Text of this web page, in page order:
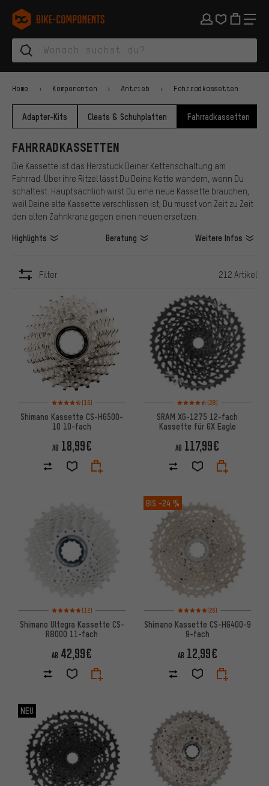
Zur Hauptnavigation springen
Zur Kategorienavigation springen
Zum Inhalt springen
Zu Marken und Newsletter springen
Zur Fußzeile springen
bike-components.de Startseite
Home Komponenten Antrieb Fahrradkassetten
Adapter-Kits Cleats & Schuhplatten Fahrradkassetten
FAHRRADKASSETTEN
Die Kassette ist das Herzstück Deiner Kettenschaltung am
Fahrrad. Über ihre Ritzel lässt Du Deine Kette wandern, wenn Du
schaltest. Hauptsächlich wirst Du eine neue Kassette brauchen,
weil Deine alte Kassette verschlissen ist; Du musst von Zeit zu Zeit
den alten Zahnkranz gegen einen neuen ersetzen.
Highlights Beratung Weitere Infos
Filter 212 Artikel
Bewertungen: 4,5 von 5 basierend auf 16 Bewertungen
(16)
Shimano Kassette CS-HG500-
10 10-fach
AB 18,99€
Bewertungen: 4,5 von 5
(28)
SRAM XG-1275 12-fach
Kassette für GX Eagle
AB 117,99€
Bewertungen: 5 von 5 basierend auf 12 Bewertungen
(12)
Shimano Ultegra Kassette CS-
R8000 11-fach
AB 42,99€
BIS -24 %
Bewertungen: 5 von 5
(26)
Shimano Kassette CS-HG400-9
9-fach
AB 12,99€
NEU